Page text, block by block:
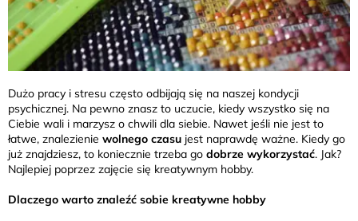
Dużo pracy i stresu często odbijają się na naszej kondycji
psychicznej. Na pewno znasz to uczucie, kiedy wszystko się na
Ciebie wali i marzysz o chwili dla siebie. Nawet jeśli nie jest to
łatwe, znalezienie wolnego czasu jest naprawdę ważne. Kiedy go
już znajdziesz, to koniecznie trzeba go dobrze wykorzystać. Jak?
Najlepiej poprzez zajęcie się kreatywnym hobby.
Dlaczego warto znaleźć sobie kreatywne hobby